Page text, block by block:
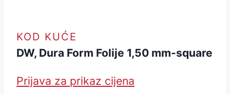
KOD KUĆE
DW, Dura Form Folije 1,50 mm-square
Prijava za prikaz cijena